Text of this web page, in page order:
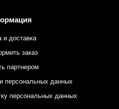
и доставка
заказ
партнером
персональных данных
персональных данных